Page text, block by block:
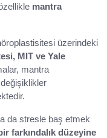
mantra
üzerindeki
MIT ve Yale
mantra
da stresle baş etmek
farkındalık düzeyine